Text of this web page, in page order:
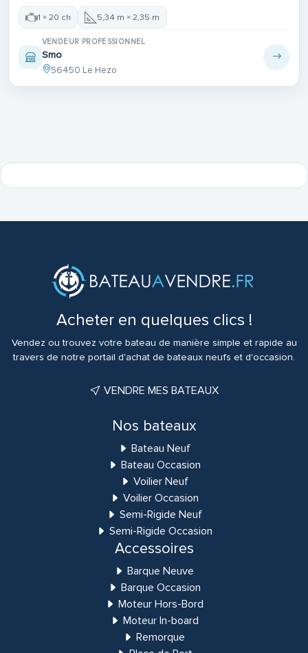
1 × 20 ch 5,34 m × 2,35 m
VENDEUR PROFESSIONNEL
Smo
56450 Le Hezo
Acheter en quelques clics !
Vendez ou trouvez votre bateau de manière simple et rapide au
travers de notre portail d'achat de bateaux neufs et d'occasion.
VENDRE MES BATEAUX
Nos bateaux
Bateau Neuf
Bateau Occasion
Voilier Neuf
Voilier Occasion
Semi-Rigide Neuf
Semi-Rigide Occasion
Accessoires
Barque Neuve
Barque Occasion
Moteur Hors-Bord
Moteur In-board
Remorque